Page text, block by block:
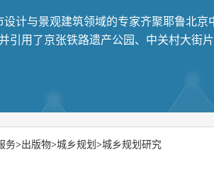
设计与景观建筑领域的专家齐聚耶鲁北
引用了京张铁路遗产公园、中关村大街
务>出版物>城乡规划 >城乡规划研究